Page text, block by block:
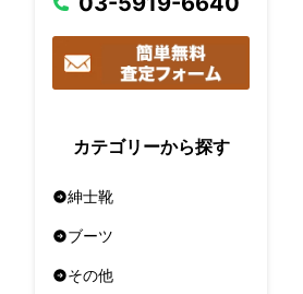
カテゴリーから探す
紳士靴
ブーツ
その他